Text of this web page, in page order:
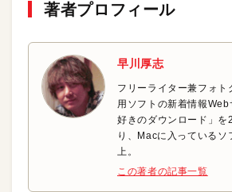
著者プロフィール
早川厚志
フリーライター兼フォト
用ソフトの新着情報
好きのダウンロード」を
り、Macに入っているソ
上。
この著者の記事一覧